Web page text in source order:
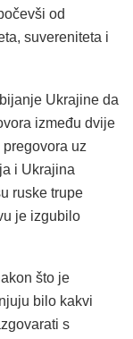
od
suvereniteta i
Ukrajine da
između dvije
uz
i Ukrajina
ruske trupe
je izgubilo
što je
bilo kakvi
s